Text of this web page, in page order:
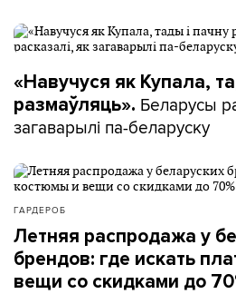
«Навучуся як Купала,
размаўляць». Беларусы
загаварылі па-беларуску
ГАРДЕРОБ
Летняя распродажа у
брендов: где искать
вещи со скидками до